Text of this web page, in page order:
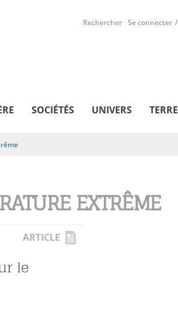
Rechercher Se connecter
SOCIÉTÉS UNIVERS TERRE
EXTRÊME
ARTICLE
le